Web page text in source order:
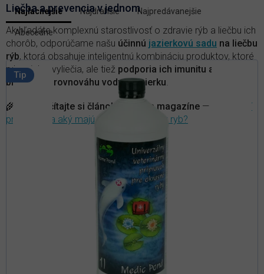
Liečba a prevencia v jednom
Ak hľadáte komplexnú starostlivosť o zdravie rýb a liečbu ich
chorôb, odporúčame našu účinnú jazierkovú sadu na liečbu
rýb, ktorá obsahuje inteligentnú kombináciu produktov, ktoré
ryby nielen vyliečia, ale tiež podporia ich imunitu a
biologickú rovnováhu vody v jazierku
🌾 Prečítajte si článok v našom magazíne —
Čo sú rybí
probiotiká a aký majú vplyv na choroby ryb?
R
a
d
e
i
p
r
Najlacnejšie Najdrahšie Najpredávanejšie
Abecedne
V
ý
p
i
s
p
r
o
d
u
Tip